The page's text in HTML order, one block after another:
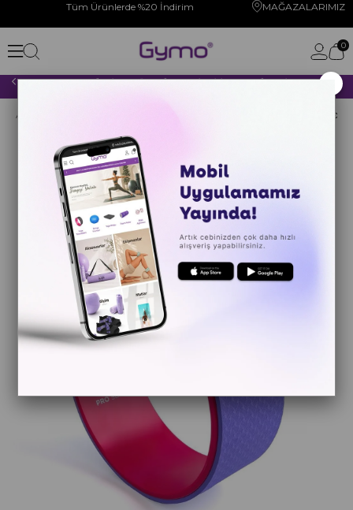
Tüm Ürünlerde %20 İndirim MAĞAZALARIMIZ
0
2000 TL VE ÜZERİ YAPACAĞINIZ TÜM ALIŞVERİŞLERİNİZDE KARGO ÜCRETSİZ!
Anasayfa